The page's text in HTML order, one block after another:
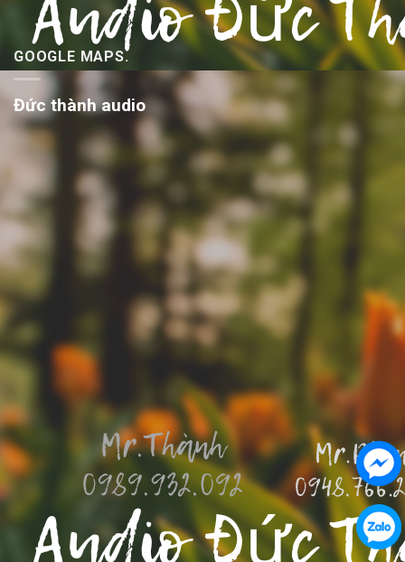
GOOGLE MAPS.
Đức thành audio